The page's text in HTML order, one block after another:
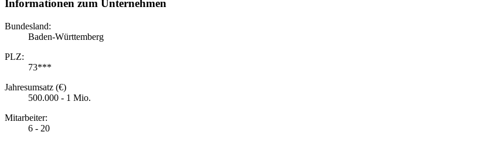
Informationen zum Unternehmen
Bundesland:
Baden-Württemberg
PLZ:
73***
Jahresumsatz (€)
500.000 - 1 Mio.
Mitarbeiter:
6 - 20